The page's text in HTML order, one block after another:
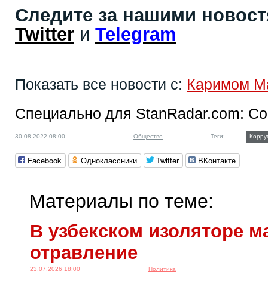
Следите за нашими
Twitter и Telegram
Показать все новости с: Каримом
Специально для StanRadar.com:
30.08.2022 08:00 Общество Теги:
Facebook Одноклассники Twitter ВКонтакте
Материалы по теме:
В узбекском изоляторе
отравление
23.07.2026 18:00 Политика